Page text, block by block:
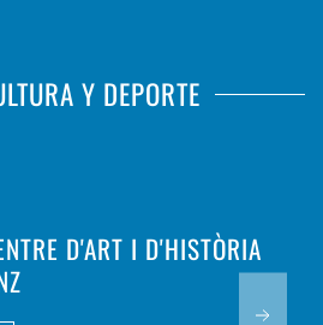
Y DEPORTE
D'ART I D'HISTÒRIA